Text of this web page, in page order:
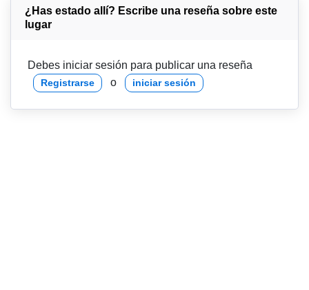
¿Has estado allí? Escribe una reseña sobre este
lugar
Debes iniciar sesión para publicar una reseña
Registrarse o iniciar sesión